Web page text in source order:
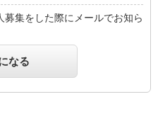
集をした際にメールでお知ら
なる